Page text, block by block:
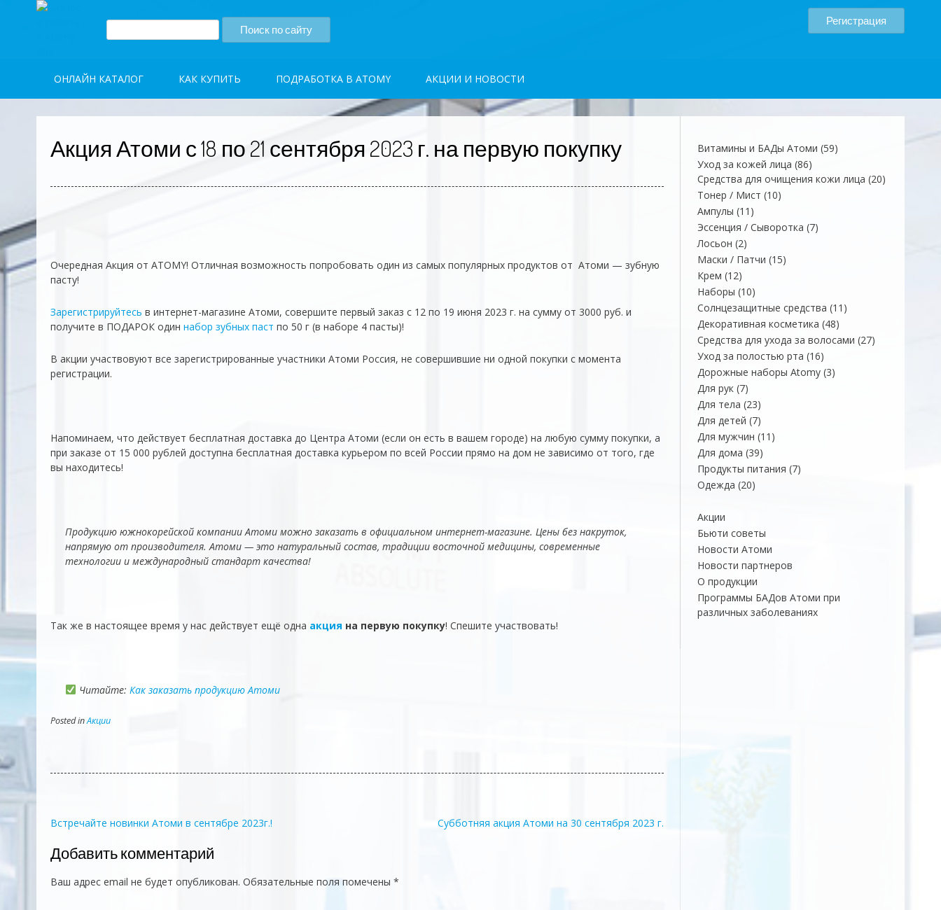
Регистрация
ОНЛАЙН КАТАЛОГ КАК КУПИТЬ ПОДРАБОТКА В ATOMY АКЦИИ И НОВОСТИ
Акция Атоми с 18 по 21 сентября 2023 г. на первую покупку
Очередная Акция от ATOMY! Отличная возможность попробовать один из самых популярных продуктов от Атоми — зубную
пасту!
Зарегистрируйтесь в интернет-магазине Атоми, совершите первый заказ с 12 по 19 июня 2023 г. на сумму от 3000 руб. и
получите в ПОДАРОК один набор зубных паст по 50 г (в наборе 4 пасты)!
В акции участвовуют все зарегистрированные участники Атоми Россия, не совершившие ни одной покупки с момента
регистрации.
Напоминаем, что действует бесплатная доставка до Центра Атоми (если он есть в вашем городе) на любую сумму покупки, а
при заказе от 15 000 рублей доступна бесплатная доставка курьером по всей России прямо на дом не зависимо от того, где
вы находитесь!
Продукцию южнокорейской компании Атоми можно заказать в официальном интернет-магазине. Цены без накруток,
напрямую от производителя. Атоми — это натуральный состав, традиции восточной медицины, современные
технологии и международный стандарт качества!
Так же в настоящее время у нас действует ещё одна акция на первую покупку! Спешите участвовать!
Читайте: Как заказать продукцию Атоми
Posted inАкции
Навигация
по
записям
Встречайте новинки Атоми в сентябре 2023г.! Субботняя акция Атоми на 30 сентября 2023 г.
Добавить комментарий
Ваш адрес email не будет опубликован. Обязательные поля помечены *
Витамины и БАДы Атоми 5959
Уход за кожей лица 8686
товаров
Средства для очищения кожи лица 2020
Тонер / Мист 1010
Ампулы 11 11
товаров
Эссенция / Сыворотка 77
Лосьон 22
товара
Маски / Патчи 1515
Крем 1212
товаров
Наборы 1010
товаров
Солнцезащитные средства 11 11
Декоративная косметика 4848
товаров
Средства для ухода за волосами 2727
Уход за полостью рта 1616
товаров
Дорожные наборы Atomy 33
Для рук 77
товаров
Для тела 2323
товара
Для детей 77
товаров
Для мужчин 11 11
Для дома 3939
товаров
Продукты питания 77
Одежда 2020
Акции
Бьюти советы
Новости Атоми
Новости партнеров
О продукции
Программы БАДов Атоми при
различных заболеваниях